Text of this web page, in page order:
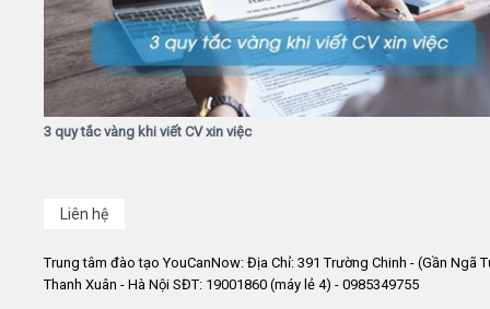
3 quy tắc vàng khi viết CV xin việc
Liên hệ
Trung tâm đào tạo YouCanNow: Địa Chỉ: 391 Trường Chinh - (Gần Ngã
Thanh Xuân - Hà Nội SĐT: 19001860 (máy lẻ 4) - 0985349755